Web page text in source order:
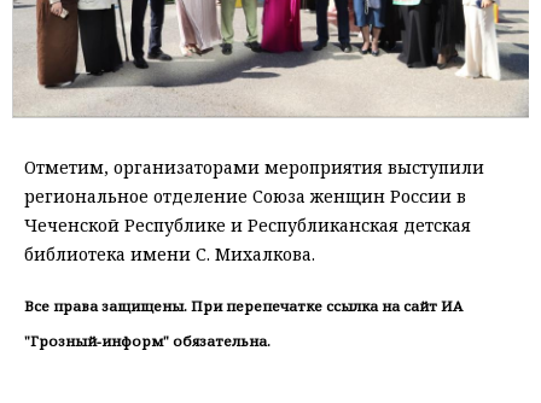
Отметим, организаторами мероприятия выступили
региональное отделение Союза женщин России в
Чеченской Республике и Республиканская детская
библиотека имени С. Михалкова.
Все права защищены. При перепечатке ссылка на сайт ИА
"Грозный-информ" обязательна.